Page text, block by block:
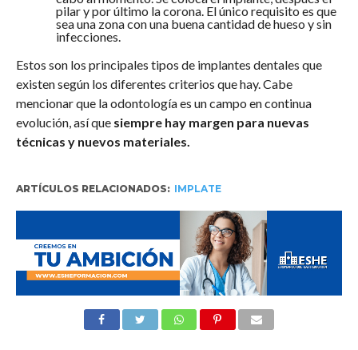
pilar y por último la corona. El único requisito es que
sea una zona con una buena cantidad de hueso y sin
infecciones.
Estos son los principales tipos de implantes dentales que
existen según los diferentes criterios que hay. Cabe
mencionar que la odontología es un campo en continua
evolución, así quesiempre hay margen para nuevas
técnicas y nuevos materiales.
ARTÍCULOS RELACIONADOS: IMPLATE